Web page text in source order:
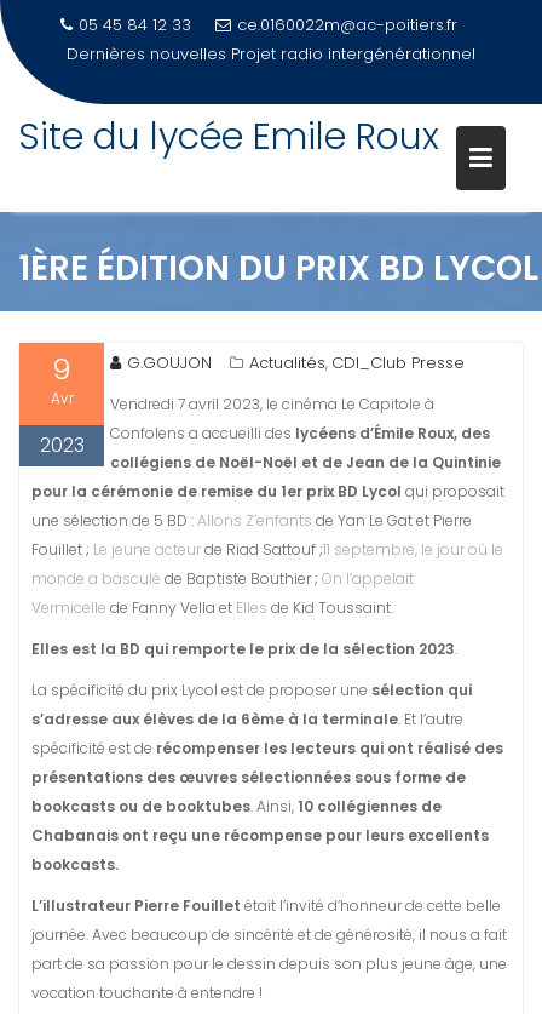
Skip
05 45 84 12 33
ce.0160022m@ac-poitiers.fr
Dernières nouvelles Projet radio intergénérationnel
Site du lycée Emile Roux
1ÈRE ÉDITION DU PRIX BD LYCOL
9
Avr
2023
G.GOUJON Actualités, CDI_Club Presse
Vendredi 7 avril 2023, le cinéma Le Capitole à
Confolens a accueilli des lycéens d’Émile Roux, des
collégiens de Noël-Noël et de Jean de la Quintinie
pour la cérémonie de remise du 1er prix BD Lycol qui proposait
une sélection de 5 BD :Allons Z’enfants de Yan Le Gat et Pierre
Fouillet ; Le jeune acteurde Riad Sattouf ;11 septembre, le jour où le
monde a basculé de Baptiste Bouthier ; On l’appelait
Vermicelle de Fanny Vella et Elles de Kid Toussaint.
Elles est la BD qui remporte le prix de la sélection 2023.
La spécificité du prix Lycol est de proposer une sélection qui
s’adresse aux élèves de la 6ème à la terminale. Et l’autre
spécificité est de récompenser les lecteurs qui ont réalisé des
présentations des œuvres sélectionnées sous forme de
bookcasts ou de booktubes. Ainsi,10 collégiennes de
Chabanais ont reçu une récompense pour leurs excellents
bookcasts.
L’illustrateur Pierre Fouillet était l’invité d’honneur de cette belle
journée. Avec beaucoup de sincérité et de générosité, il nous a fait
part de sa passion pour le dessin depuis son plus jeune âge, une
vocation touchante à entendre !